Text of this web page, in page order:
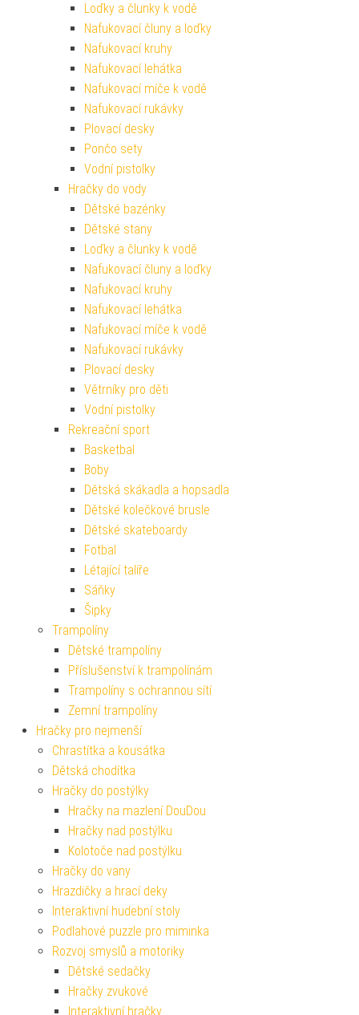
Loďky a člunky k vodě
Nafukovací čluny a loďky
Nafukovací kruhy
Nafukovací lehátka
Nafukovací míče k vodě
Nafukovací rukávky
Plovací desky
Pončo sety
Vodní pistolky
Hračky do vody
Dětské bazénky
Dětské stany
Loďky a člunky k vodě
Nafukovací čluny a loďky
Nafukovací kruhy
Nafukovací lehátka
Nafukovací míče k vodě
Nafukovací rukávky
Plovací desky
Větrníky pro děti
Vodní pistolky
Rekreační sport
Basketbal
Boby
Dětská skákadla a hopsadla
Dětské kolečkové brusle
Dětské skateboardy
Fotbal
Létající talíře
Sáňky
Šipky
Trampolíny
Dětské trampolíny
Příslušenství k trampolínám
Trampolíny s ochrannou sítí
Zemní trampolíny
Hračky pro nejmenší
Chrastítka a kousátka
Dětská chodítka
Hračky do postýlky
Hračky na mazlení DouDou
Hračky nad postýlku
Kolotoče nad postýlku
Hračky do vany
Hrazdičky a hrací deky
Interaktivní hudební stoly
Podlahové puzzle pro miminka
Rozvoj smyslů a motoriky
Dětské sedačky
Hračky zvukové
Interaktivní hračky